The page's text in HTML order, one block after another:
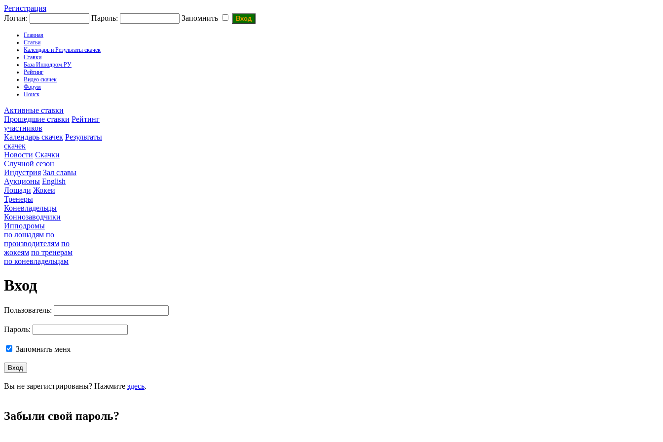
Регистрация
Логин:
Пароль: Запомнить
Главная
Статьи
Календарь и Результаты скачек
Ставки
База Ипподром.РУ
Рейтинг
Видео скачек
Форум
Поиск
Активные ставки
Прошедшие ставки Рейтинг
участников
Календарь скачек Результаты
скачек
Новости Скачки
Случной сезон
Индустрия Зал славы
Аукционы English
Лошади Жокеи
Тренеры
Коневладельцы
Коннозаводчики
Ипподромы
по лошадям по
производителям по
жокеям по тренерам
по коневладельцам
Вход
Пользователь:
Пароль:
Запомнить меня
Вы не зарегистрированы? Нажмите здесь.
Забыли свой пароль?